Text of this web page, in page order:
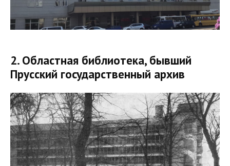
2. Областная библиотека, бывший
Прусский государственный архив